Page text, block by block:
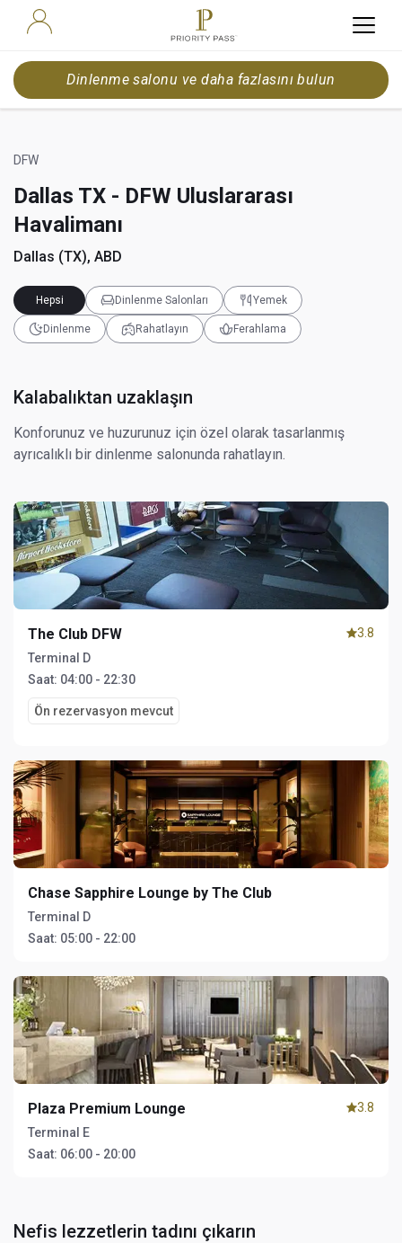
Dinlenme salonu ve daha fazlasını bulun
DFW
Dallas TX - DFW Uluslararası
Havalimanı
Dallas (TX), ABD
Hepsi Dinlenme Salonları Yemek
Dinlenme Rahatlayın Ferahlama
Kalabalıktan uzaklaşın
Konforunuz ve huzurunuz için özel olarak tasarlanmış
ayrıcalıklı bir dinlenme salonunda rahatlayın.
The Club DFW
Terminal D
Saat: 04:00 - 22:30
Ön rezervasyon mevcut
3.8
Chase Sapphire Lounge by The Club
Terminal D
Saat: 05:00 - 22:00
Plaza Premium Lounge
Terminal E
Saat: 06:00 - 20:00
3.8
Nefis lezzetlerin tadını çıkarın